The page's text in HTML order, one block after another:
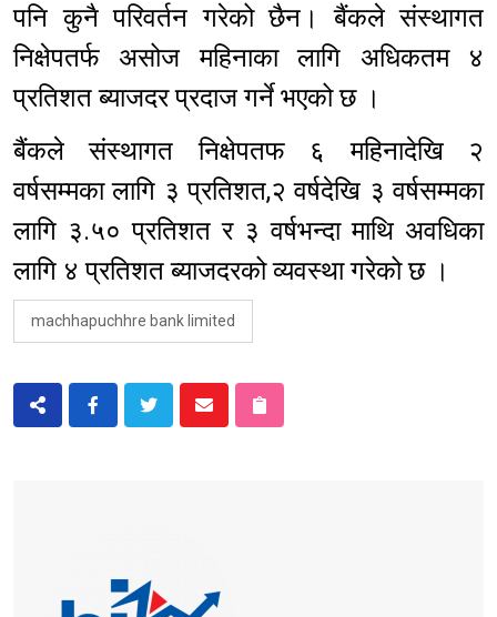
पनि कुनै परिवर्तन गरेको छैन। बैंकले संस्थागत
निक्षेपतर्फ असोज महिनाका लागि अधिकतम ४
प्रतिशत ब्याजदर प्रदाज गर्ने भएको छ ।
बैंकले संस्थागत निक्षेपतफ ६ महिनादेखि २
वर्षसम्मका लागि ३ प्रतिशत,२ वर्षदेखि ३ वर्षसम्मका
लागि ३.५० प्रतिशत र ३ वर्षभन्दा माथि अवधिका
लागि ४ प्रतिशत ब्याजदरको व्यवस्था गरेको छ ।
machhapuchhre bank limited